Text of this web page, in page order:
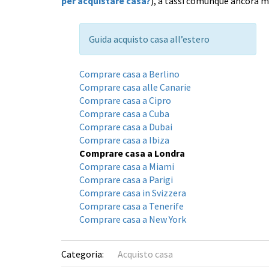
Guida acquisto casa all’estero
Comprare casa a Berlino
Comprare casa alle Canarie
Comprare casa a Cipro
Comprare casa a Cuba
Comprare casa a Dubai
Comprare casa a Ibiza
Comprare casa a Londra
Comprare casa a Miami
Comprare casa a Parigi
Comprare casa in Svizzera
Comprare casa a Tenerife
Comprare casa a New York
Categoria: Acquisto casa